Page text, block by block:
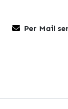
Per Mail